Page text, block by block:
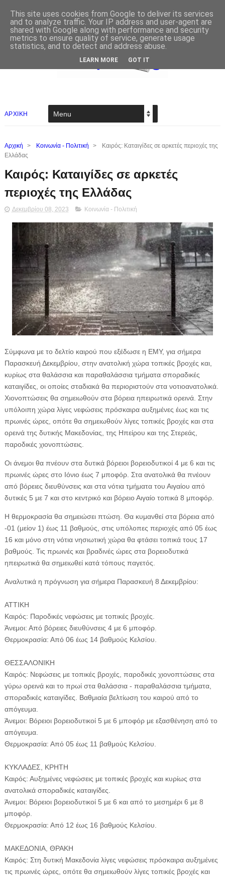
ΑΡΧΙΚΗ
Αρχική > Κοινωνία - Πολιτική >
Καιρός: Καταιγίδες σε αρκετές περιοχές της
Ελλάδας
Καιρός: Καταιγίδες σε αρκετές
περιοχές της Ελλάδας
Δεκεμβρίου 08, 2023 Κοινωνία - Πολιτική
Σύμφωνα με το δελτίο καιρού που εξέδωσε η ΕΜΥ, για σήμερα
Παρασκευή Δεκεμβρίου, στην ανατολική χώρα τοπικές βροχές και,
κυρίως στα θαλάσσια και παραθαλάσσια τμήματα σποραδικές
καταιγίδες, οι οποίες σταδιακά θα περιοριστούν στα νοτιοανατολικά.
Χιονοπτώσεις θα σημειωθούν στα βόρεια ηπειρωτικά ορεινά. Στην
υπόλοιπη χώρα λίγες νεφώσεις πρόσκαιρα αυξημένες έως και τις
πρωινές ώρες, οπότε θα σημειωθούν λίγες τοπικές βροχές και στα
ορεινά της δυτικής Μακεδονίας, της Ηπείρου και της Στερεάς,
παροδικές χιονοπτώσεις.
Οι άνεμοι θα πνέουν στα δυτικά βόρειοι βορειοδυτικοί 4 με 6 και τις
πρωινές ώρες στο Ιόνιο έως 7 μποφόρ. Στα ανατολικά θα πνέουν
από βόρειες διευθύνσεις και στα νότια τμήματα του Αιγαίου από
δυτικές 5 με 7 και στο κεντρικό και βόρειο Αιγαίο τοπικά 8 μποφόρ.
Η θερμοκρασία θα σημειώσει πτώση. Θα κυμανθεί στα βόρεια από
-01 (μείον 1) έως 11 βαθμούς, στις υπόλοπες περιοχές από 05 έως
16 και μόνο στη νότια νησιωτική χώρα θα φτάσει τοπικά τους 17
βαθμούς. Τις πρωινές και βραδινές ώρες στα βορειοδυτικά
ηπειρωτικά θα σημειωθεί κατά τόπους παγετός.
Αναλυτικά η πρόγνωση για σήμερα Παρασκευή 8 Δεκεμβρίου:
ΑΤΤΙΚΗ
Καιρός: Παροδικές νεφώσεις με τοπικές βροχές.
Άνεμοι: Από βόρειες διευθύνσεις 4 με 6 μποφόρ.
Θερμοκρασία: Από 06 έως 14 βαθμούς Κελσίου.
ΘΕΣΣΑΛΟΝΙΚΗ
Καιρός: Νεφώσεις με τοπικές βροχές, παροδικές χιονοπτώσεις στα
γύρω ορεινά και το πρωί στα θαλάσσια - παραθαλάσσια τμήματα,
σποραδικές καταιγίδες. Βαθμιαία βελτίωση του καιρού από το
απόγευμα.
Άνεμοι: Βόρειοι βορειοδυτικοί 5 με 6 μποφόρ με εξασθένηση από το
απόγευμα.
Θερμοκρασία: Από 05 έως 11 βαθμούς Κελσίου.
ΚΥΚΛΑΔΕΣ, ΚΡΗΤΗ
Καιρός: Αυξημένες νεφώσεις με τοπικές βροχές και κυρίως στα
ανατολικά σποραδικές καταιγίδες.
Άνεμοι: Βόρειοι βορειοδυτικοί 5 με 6 και από το μεσημέρι 6 με 8
μποφόρ.
Θερμοκρασία: Από 12 έως 16 βαθμούς Κελσίου.
ΜΑΚΕΔΟΝΙΑ, ΘΡΑΚΗ
Καιρός: Στη δυτική Μακεδονία λίγες νεφώσεις πρόσκαιρα αυξημένες
τις πρωινές ώρες, οπότε θα σημειωθούν λίγες τοπικές βροχές και
This site uses cookies from Google to deliver its services
and to analyze traffic. Your IP address and user-agent are
shared with Google along with performance and security
metrics to ensure quality of service, generate usage
statistics, and to detect and address abuse.
LEARN MORE GOT IT